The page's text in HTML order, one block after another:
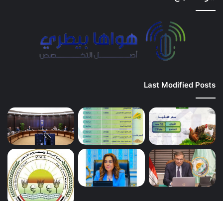
Last Modified Posts